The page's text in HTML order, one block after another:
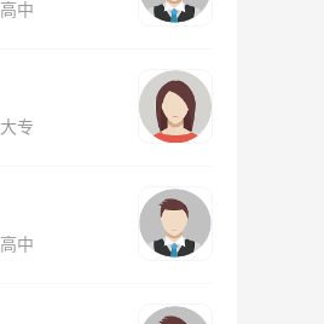
高中
大专
高中